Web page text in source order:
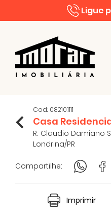
Ligue
Cod.: 08210.1111
Casa
R. Claudio Damiano
Londrina/PR
Compartilhe:
Imprimir